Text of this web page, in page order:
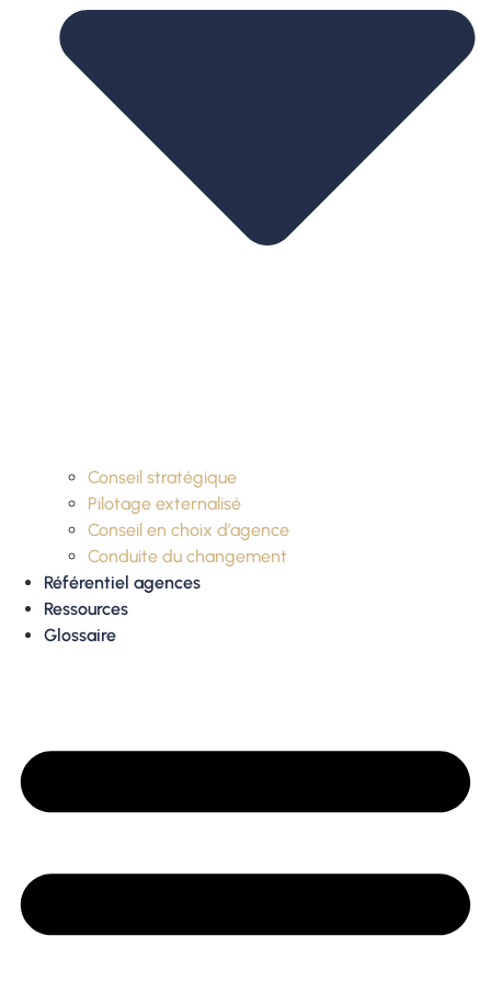
Conseil stratégique
Pilotage externalisé
Conseil en choix d’agence
Conduite du changement
Référentiel agences
Ressources
Glossaire